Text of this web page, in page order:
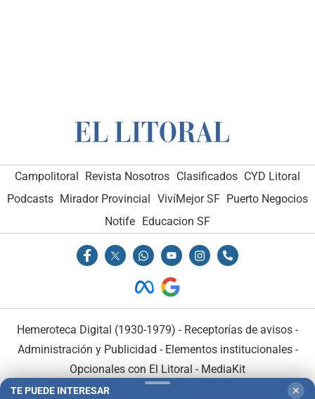
Campolitoral Revista Nosotros Clasificados CYD Litoral
Podcasts Mirador Provincial VivíMejor SF Puerto Negocios
Notife Educacion SF
Hemeroteca Digital (1930-1979) - Receptorías de avisos -
Administración y Publicidad - Elementos institucionales-
Opcionales con El Litoral - MediaKit
TE PUEDE INTERESAR ✕